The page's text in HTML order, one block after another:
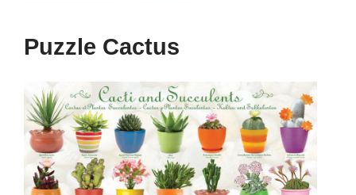
Puzzle Cactus